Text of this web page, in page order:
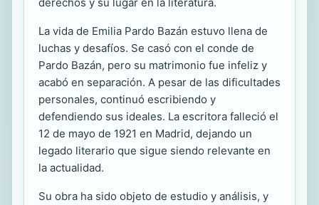
La vida de Emilia Pardo Bazán estuvo llena de
luchas y desafíos. Se casó con el conde de
Pardo Bazán, pero su matrimonio fue infeliz y
acabó en separación. A pesar de las dificultades
personales, continuó escribiendo y
defendiendo sus ideales. La escritora falleció el
12 de mayo de 1921 en Madrid, dejando un
legado literario que sigue siendo relevante en
la actualidad.
Su obra ha sido objeto de estudio y análisis, y